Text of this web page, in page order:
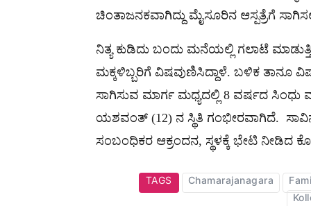
ಚಿಂತಾಜನಕವಾಗಿದ್ದು ಮೈಸೂರಿನ ಆಸ್ಪತ್ರೆಗೆ
ನಿತ್ಯ ಕುಡಿದು ಬಂದು ಮನೆಯಲ್ಲಿ ಗಲಾಟೆ
ಮಕ್ಕಳಿಬ್ಬರಿಗೆ ವಿಷವುಣಿಸಿದ್ದಾಳೆ. ಬಳಿಕ ತಾನೂ
ಸಾಗಿಸುವ ಮಾರ್ಗ ಮಧ್ಯದಲ್ಲಿ 8 ವರ್ಷದ ಸಿಂಧು
ಯಶವಂತ್ (12) ನ ಸ್ಥಿತಿ ಗಂಭೀರವಾಗಿದೆ.
ಸಂಬಂಧಿಕರ ಆಕ್ರಂದನ, ಸ್ಥಳಕ್ಕೆ ಭೇಟಿ ನೀಡಿದ
TAGS Chamarajanagara